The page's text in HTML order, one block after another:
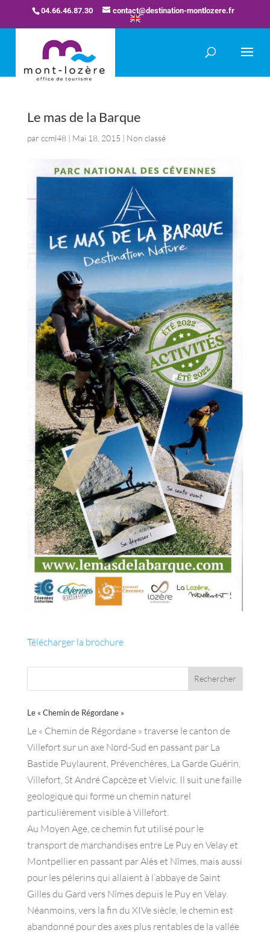
04.66.46.87.30 contact@destination-montlozere.fr
Le mas de la Barque
par ccml48| Mai 18, 2015 | Non classé
Télécharger la brochure
Le « Chemin de Régordane »
Le « Chemin de Régordane » traverse le canton de
Villefort sur un axe Nord-Sud en passant par La
Bastide Puylaurent, Prévenchères, La Garde Guérin,
Villefort, St André Capcèze et Vielvic. Il suit une faille
geologique qui forme un chemin naturel
particulièrement visible à Villefort.
Au Moyen Age, ce chemin fut utilisé pour le
transport de marchandises entre Le Puy en Velay et
Montpellier en passant par Alès et Nîmes, mais aussi
pour les pélerins qui allaient à l’abbaye de Saint
Gilles du Gard vers Nîmes depuis le Puy en Velay.
Néanmoins, vers la fin du XIVe siècle, le chemin est
abandonné pour des axes plus rentables de la vallée